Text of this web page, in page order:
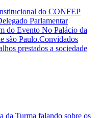
do CONFEP
Parlamentar
do Evento No Palácio da
são Paulo.Convidados
prestados a sociedade
da Turma falando sobre os